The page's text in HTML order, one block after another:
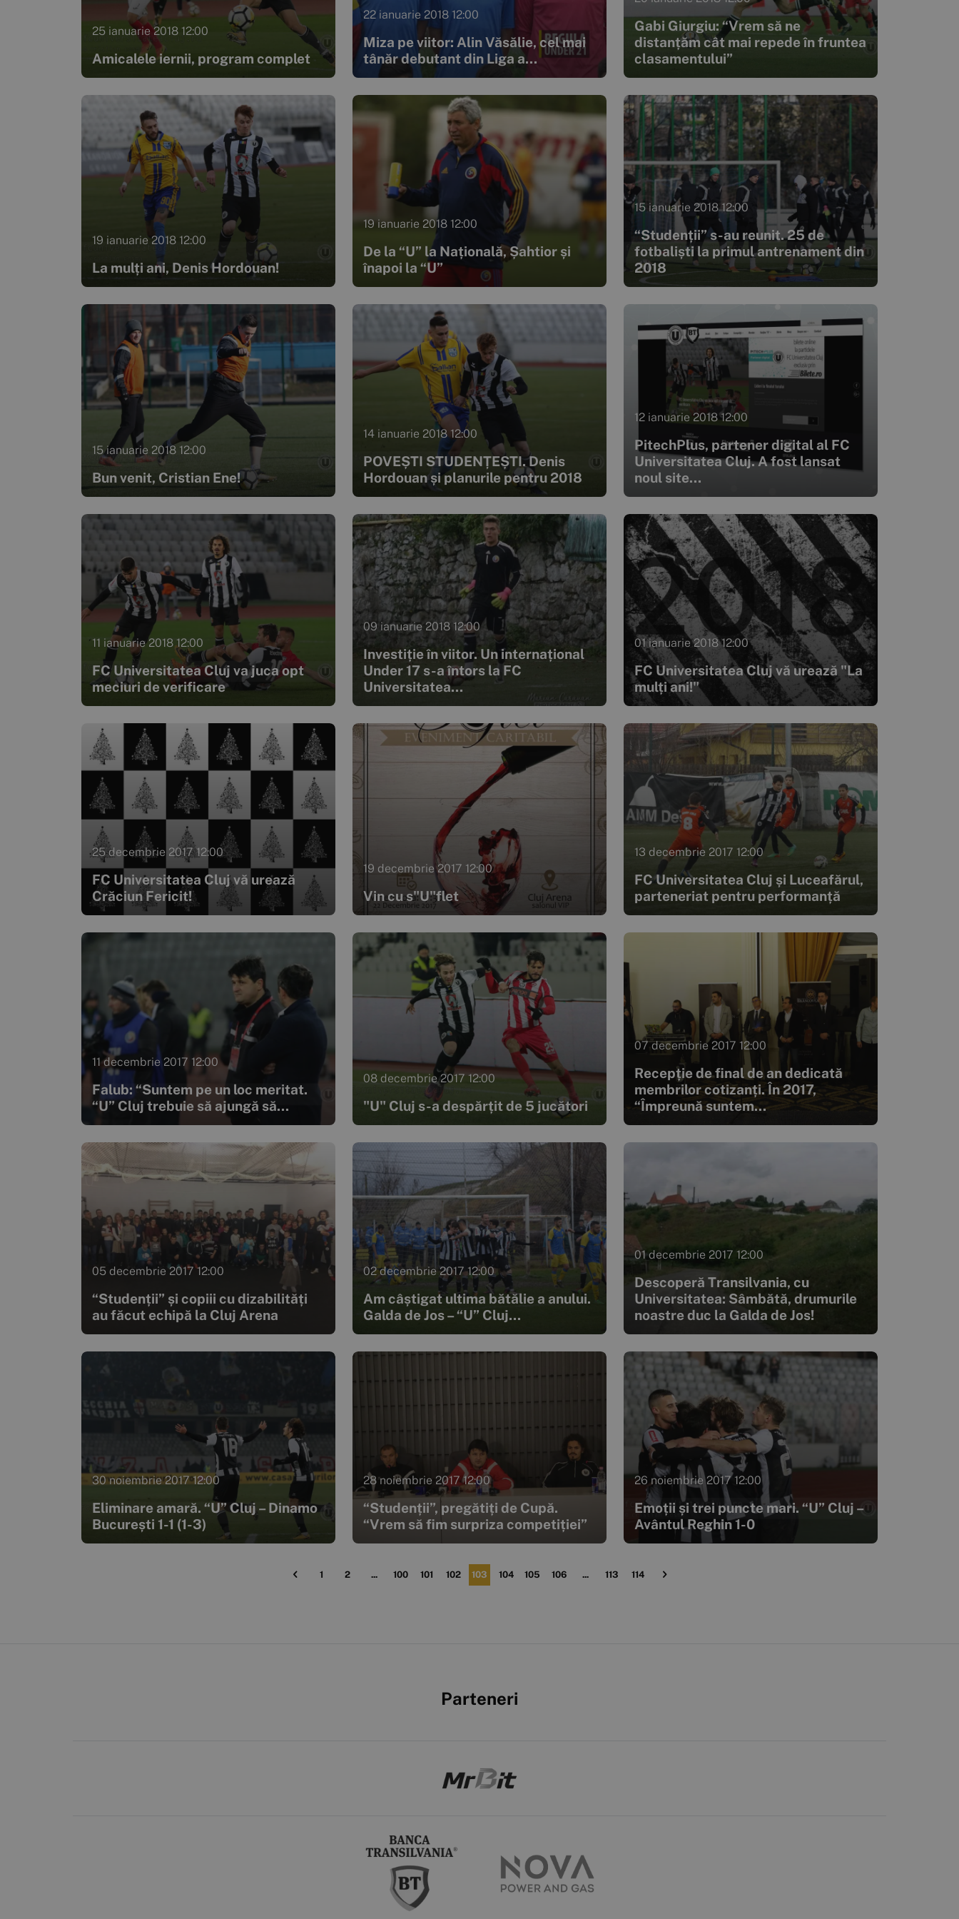
25 ianuarie 2018 12:00
Amicalele iernii, program complet
22 ianuarie 2018 12:00
Miza pe viitor: Alin Văsălie, cel mai
tânăr debutant din Liga a...
Gabi Giurgiu: “Vrem să ne
distanțăm cât mai repede în fruntea
clasamentului”
19 ianuarie 2018 12:00
La mulți ani, Denis Hordouan!
19 ianuarie 2018 12:00
De la “U” la Națională, Șahtior și
înapoi la “U”
15 ianuarie 2018 12:00
“Studenții” s-au reunit. 25 de
fotbaliști la primul antrenament din
2018
15 ianuarie 2018 12:00
Bun venit, Cristian Ene!
14 ianuarie 2018 12:00
POVEȘTI STUDENȚEȘTI. Denis
Hordouan și planurile pentru 2018
12 ianuarie 2018 12:00
PitechPlus, partener digital al FC
Universitatea Cluj. A fost lansat
noul site...
11 ianuarie 2018 12:00
FC Universitatea Cluj va juca opt
meciuri de verificare
09 ianuarie 2018 12:00
Investiție în viitor. Un internațional
Under 17 s-a întors la FC
Universitatea...
01 ianuarie 2018 12:00
FC Universitatea Cluj vă urează "La
mulți ani!"
25 decembrie 2017 12:00
FC Universitatea Cluj vă urează
Crăciun Fericit!
19 decembrie 2017 12:00
Vin cu s"U"flet
13 decembrie 2017 12:00
FC Universitatea Cluj și Luceafărul,
parteneriat pentru performanță
11 decembrie 2017 12:00
Falub: “Suntem pe un loc meritat.
“U” Cluj trebuie să ajungă să...
08 decembrie 2017 12:00
"U" Cluj s-a despărțit de 5 jucători
07 decembrie 2017 12:00
Recepție de final de an dedicată
membrilor cotizanți. În 2017,
“Împreună suntem...
05 decembrie 2017 12:00
“Studenții” și copiii cu dizabilități
au făcut echipă la Cluj Arena
02 decembrie 2017 12:00
Am câștigat ultima bătălie a anului.
Galda de Jos – “U” Cluj...
01 decembrie 2017 12:00
Descoperă Transilvania, cu
Universitatea: Sâmbătă, drumurile
noastre duc la Galda de Jos!
30 noiembrie 2017 12:00
Eliminare amară. “U” Cluj – Dinamo
București 1-1 (1-3)
28 noiembrie 2017 12:00
“Studenții”, pregătiți de Cupă.
“Vrem să fim surpriza competiției”
26 noiembrie 2017 12:00
Emoții și trei puncte mari. “U” Cluj –
Avântul Reghin 1-0
1 2 ... 100 101 102 103 104 105 106 ... 113 114
Parteneri